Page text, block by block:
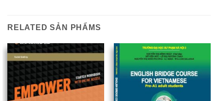
RELATED SẢN PHẨMS